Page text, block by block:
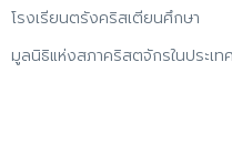
โรงเรียนตรังคริสเตียนศึกษา
มูลนิธิแห่งสภาคริสตจักรในประเท